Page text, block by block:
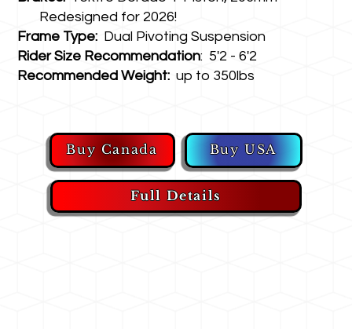
Redesigned for 2026!
Frame Type: Dual Pivoting Suspension
Rider Size Recommendation: 5'2 - 6'2
Recommended Weight: up to 350lbs
Buy Canada Buy USA
Full Details